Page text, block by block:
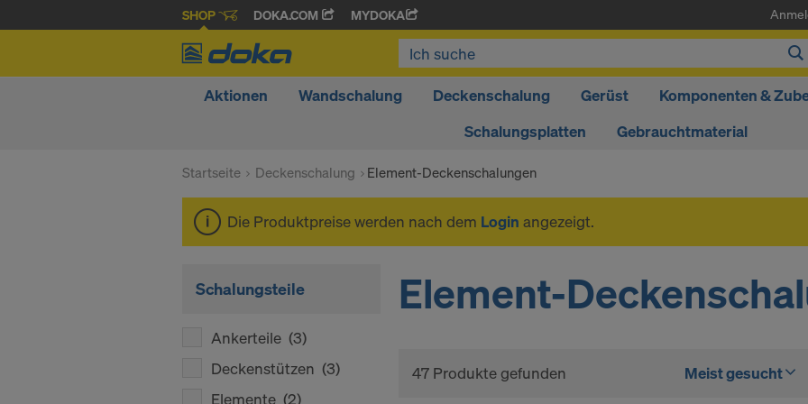
SHOP DOKA.COM MYDOKA
Aktionen Wandschalung Deckenschalung Gerüst Komponenten &
Schalungsplatten
Gebrauchtmaterial
Startseite Deckenschalung Element-Deckenschalungen
Die Produktpreise werden nach dem Login angezeigt.
Schalungsteile
Ankerteile (3)
Deckenstützen (3)
Elemente (2)
Element-
47 Produkte gefunden Meist gesucht